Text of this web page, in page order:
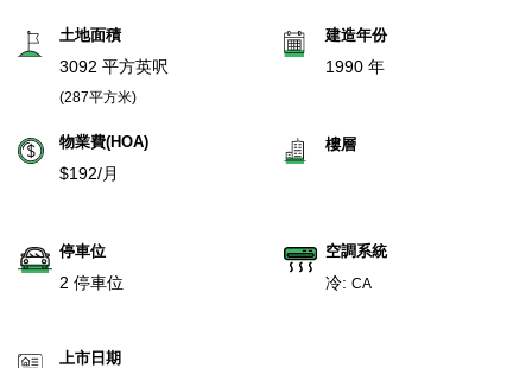
土地面積
3092 平方英呎
(287平方米)
建造年份
1990 年
物業費(HOA)
$192/月
樓層
停車位
2 停車位
空調系統
冷: CA
上市日期